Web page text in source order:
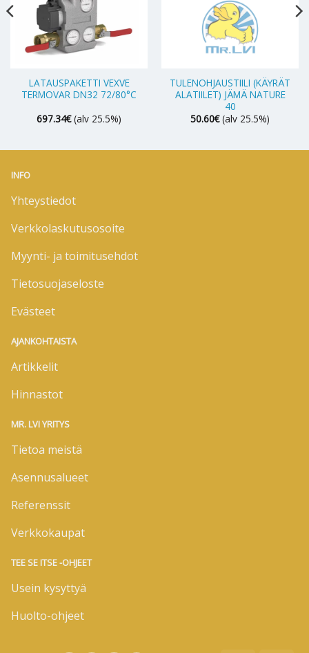
LATAUSPAKETTI VEXVE
TERMOVAR DN32 72/80°C
697.34€ (alv 25.5%)
TULENOHJAUSTIILI (KÄYRÄT
ALATIILET) JÄMÄ NATURE
40
50.60€ (alv 25.5%)
INFO
Yhteystiedot
Verkkolaskutusosoite
Myynti- ja toimitusehdot
Tietosuojaseloste
Evästeet
AJANKOHTAISTA
Artikkelit
Hinnastot
MR. LVI YRITYS
Tietoa meistä
Asennusalueet
Referenssit
Verkkokaupat
TEE SE ITSE -OHJEET
Usein kysyttyä
Huolto-ohjeet